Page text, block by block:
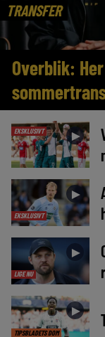
TRANSFER
Overblik:
EKSKLUSIVT ►
EKSKLUSIVT
►
LIGE NU
►
TIPSBLADETS DOM
►